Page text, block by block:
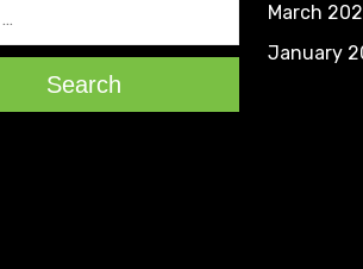
Search
March
January